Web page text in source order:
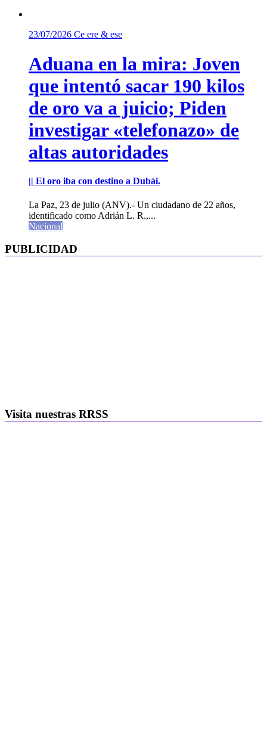
23/07/2026 Ce ere & ese
Aduana en la mira: Joven
que intentó sacar 190 kilos
de oro va a juicio; Piden
investigar «telefonazo» de
altas autoridades
|| El oro iba con destino a Dubái.
La Paz, 23 de julio (ANV).- Un ciudadano de 22 años,
identificado como Adrián L. R.,...
Nacional
PUBLICIDAD
Visita nuestras RRSS